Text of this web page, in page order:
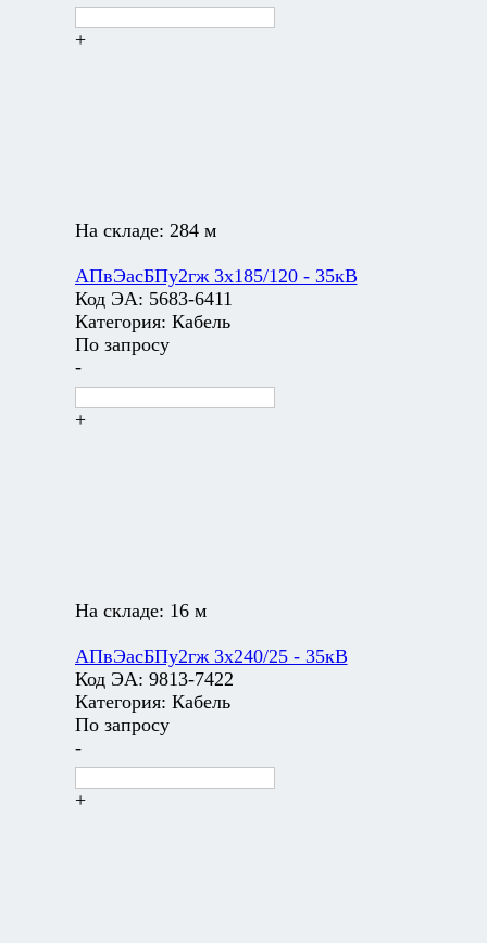
+
На складе: 284 м
АПвЭасБПу2гж 3х185/120 - 35кВ
Код ЭА: 5683-6411
Категория: Кабель
По запросу
-
+
На складе: 16 м
АПвЭасБПу2гж 3х240/25 - 35кВ
Код ЭА: 9813-7422
Категория: Кабель
По запросу
-
+